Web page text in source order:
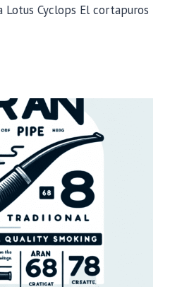
Cyclops El cortapuros